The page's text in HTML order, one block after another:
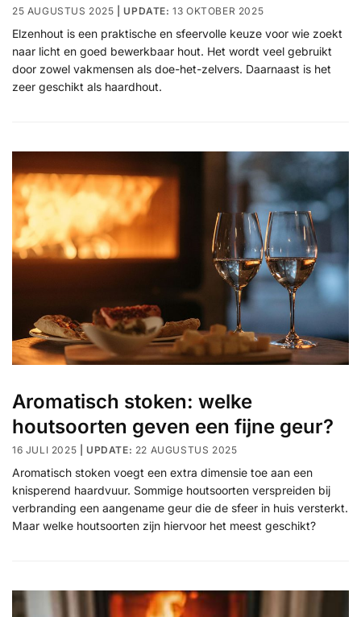
25 AUGUSTUS 2025 13 OKTOBER 2025
Elzenhout is een praktische en sfeervolle keuze voor wie zoekt
naar licht en goed bewerkbaar hout. Het wordt veel gebruikt
door zowel vakmensen als doe-het-zelvers. Daarnaast is het
zeer geschikt als haardhout.
Aromatisch stoken: welke
houtsoorten geven een fijne geur?
16 JULI 2025 22 AUGUSTUS 2025
Aromatisch stoken voegt een extra dimensie toe aan een
knisperend haardvuur. Sommige houtsoorten verspreiden bij
verbranding een aangename geur die de sfeer in huis versterkt.
Maar welke houtsoorten zijn hiervoor het meest geschikt?